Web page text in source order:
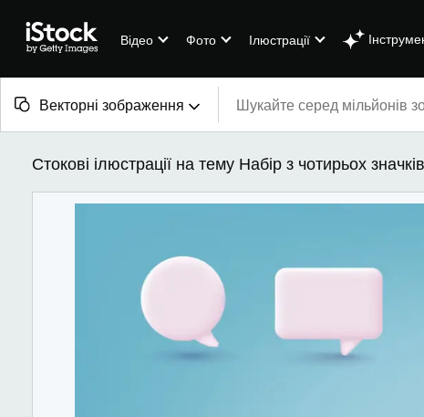
Відео Фото Ілюстрації
Векторні зображення
Зображення
Векторні зображення
Стокові ілюстрації на тему Набір з чотирьох